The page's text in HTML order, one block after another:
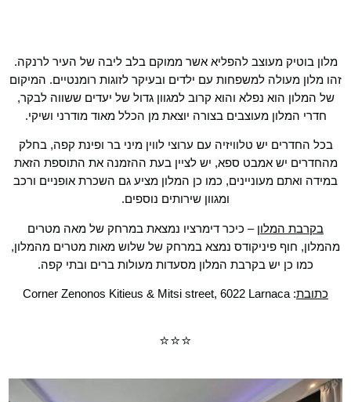
מלון בוטיק מעוצב להפליא אשר ממוקם בלב ליבה של העיר לרנקה.
זהו מלון מעולה למשפחות עם ילדים ובעיקר לזוגות רומנטיים. המיקום
של המלון הוא נפלא והוא קרוב למגוון גדול של יעדים ששווה לבקר,
חדרי המלון מעוצבים בצורה יוצאת מן הכלל מאוד מודרני ושיקי.
בכל החדרים יש טלוויזיה עם ערוצי לווין מיני בר ופינת קפה, בחלק
מהחדרים יש אמבט ספא, יש לציין בעת ההזמנה את התוספת הזאת
במידה ואתם מעוניינים, כמו כן המלון מציע גם השכרת אופניים ורכב
ומגוון שירותים נוספים.
בקרבת המלון – כיכר דימרציו נמצאת במרחק של מאה מטרים
מהמלון, חוף פיניקודס נמצא במרחק של שלוש מאות מטרים מהמלון,
כמו כן יש בקרבת המלון מסעדות מעולות ברים ובתי קפה.
כתובת: Corner Zenonos Kitieus & Mitsi street, 6022 Larnaca
⭐⭐⭐